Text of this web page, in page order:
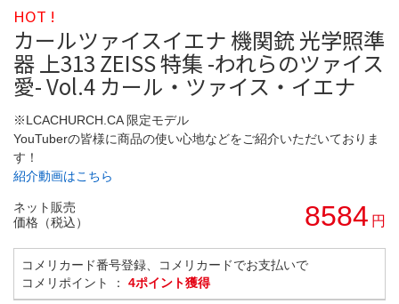
HOT !
カールツァイスイエナ 機関銃 光学照準
器 上313 ZEISS 特集 -われらのツァイス
愛- Vol.4 カール・ツァイス・イエナ
※LCACHURCH.CA 限定モデル
YouTuberの皆様に商品の使い心地などをご紹介いただいておりま
す！
紹介動画はこちら
ネット販売
価格（税込）
8584 円
コメリカード番号登録、コメリカードでお支払いで
コメリポイント ： 4ポイント獲得